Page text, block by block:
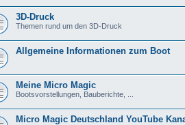
3D-Druck
Themen rund um den 3D-Druck
Allgemeine Informationen zum Boot
Meine Micro Magic
Bootsvorstellungen, Bauberichte, ...
Micro Magic Deutschland YouTube